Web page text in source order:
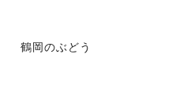
鶴岡のぶどう